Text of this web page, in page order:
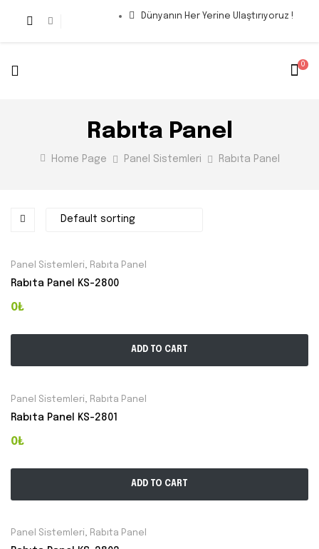
Dünyanın Her Yerine Ulaştırıyoruz !
0
Rabıta Panel
Home Page Panel Sistemleri Rabıta Panel
Panel Sistemleri, Rabıta Panel
Rabıta Panel KS-2800
0₺
ADD TO CART
Panel Sistemleri, Rabıta Panel
Rabıta Panel KS-2801
0₺
ADD TO CART
Panel Sistemleri, Rabıta Panel